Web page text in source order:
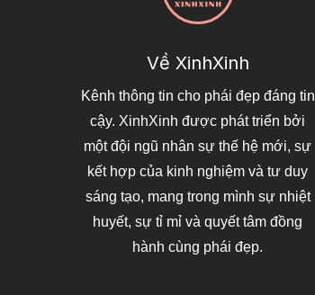
Về XinhXinh
Kênh thông tin cho phái đẹp đáng tin
cậy. XinhXinh được phát triển bởi
một đội ngũ nhân sự thế hệ mới, sự
kết hợp của kinh nghiệm và tư duy
sáng tạo, mang trong mình sự nhiệt
huyết, sự tỉ mỉ và quyết tâm đồng
hành cùng phái đẹp.